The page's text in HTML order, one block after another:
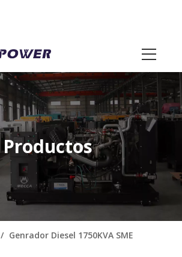
Productos
/ Genrador Diesel 1750KVA SME